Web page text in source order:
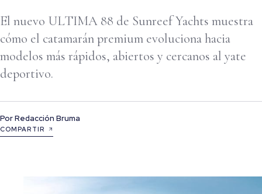
El nuevo ULTIMA 88 de Sunreef Yachts muestra
cómo el catamarán premium evoluciona hacia
modelos más rápidos, abiertos y cercanos al yate
deportivo.
PorRedacción Bruma
COMPARTIR